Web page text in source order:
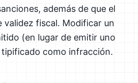
además de que el
validez fiscal. Modificar un
(en lugar de emitir uno
como infracción.